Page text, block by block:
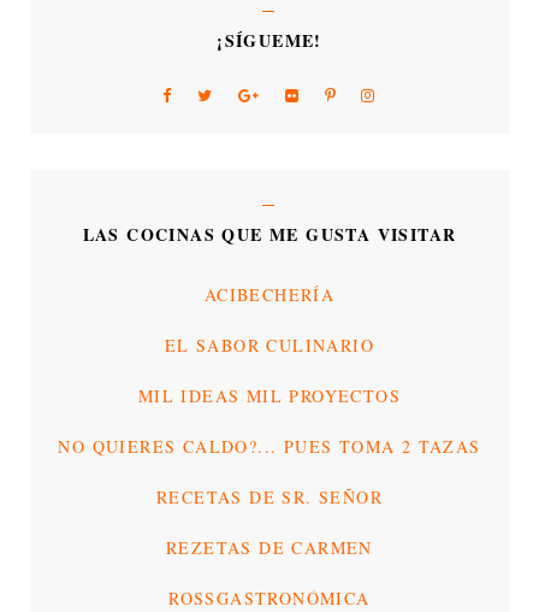
¡SÍGUEME!
LAS COCINAS QUE ME GUSTA VISITAR
ACIBECHERÍA
EL SABOR CULINARIO
MIL IDEAS MIL PROYECTOS
NO QUIERES CALDO?... PUES TOMA 2 TAZAS
RECETAS DE SR. SEÑOR
REZETAS DE CARMEN
ROSSGASTRONÓMICA